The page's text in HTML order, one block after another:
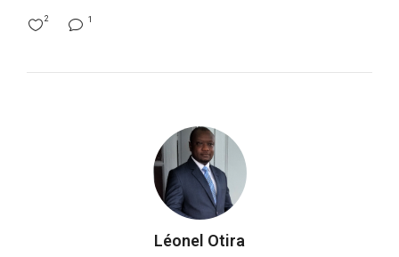
1
2
Léonel Otira